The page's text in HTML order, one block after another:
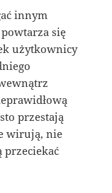
innym
się
użytkownicy
przestają
wirują, nie
przeciekać